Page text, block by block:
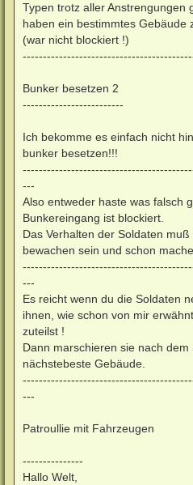
Typen trotz aller Anstrengungen
haben ein bestimmtes Gebäude
(war nicht blockiert !)
Bunker besetzen 2
-------------------------
Ich bekomme es einfach nicht
bunker besetzen!!!
---
Also entweder haste was falsch
Bunkereingang ist blockiert.
Das Verhalten der Soldaten
bewachen sein und schon
---
Es reicht wenn du die Soldaten
ihnen, wie schon von mir
zuteilst !
Dann marschieren sie nach
nächstebeste Gebäude.
---
Patroullie mit Fahrzeugen
---------------
Hallo Welt,